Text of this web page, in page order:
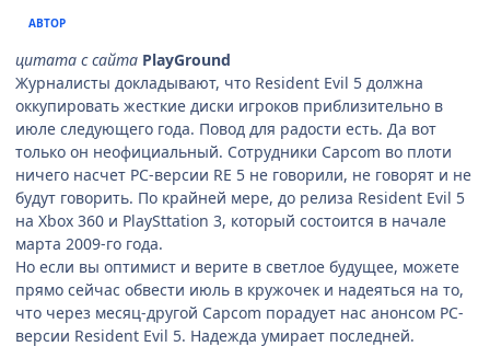
АВТОР
цитата с сайта PlayGround
Журналисты докладывают, что Resident Evil 5 должна
оккупировать жесткие диски игроков приблизительно в
июле следующего года. Повод для радости есть. Да вот
только он неофициальный. Сотрудники Capcom во плоти
ничего насчет PC-версии RE 5 не говорили, не говорят и не
будут говорить. По крайней мере, до релиза Resident Evil 5
на Xbox 360 и PlaySttation 3, который состоится в начале
марта 2009-го года.
Но если вы оптимист и верите в светлое будущее, можете
прямо сейчас обвести июль в кружочек и надеяться на то,
что через месяц-другой Capcom порадует нас анонсом PC-
версии Resident Evil 5. Надежда умирает последней.